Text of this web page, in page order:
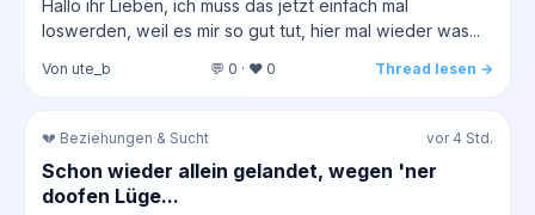
Hallo ihr Lieben, ich muss das jetzt einfach mal
loswerden, weil es mir so gut tut, hier mal wieder was...
Von ute_b 💬 0 · ❤️ 0 Thread lesen →
💔 Beziehungen & Sucht vor 4 Std.
Schon wieder allein gelandet, wegen 'ner
doofen Lüge...